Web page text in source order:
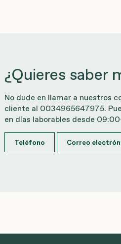
¿Quieres saber
No dude en llamar a nuestros
cliente al 0034965647975.
en días laborables desde
Teléfono Correo